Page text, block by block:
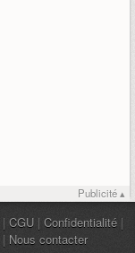
Publicité ▴
| CGU | Confidentialité |
| Nous contacter